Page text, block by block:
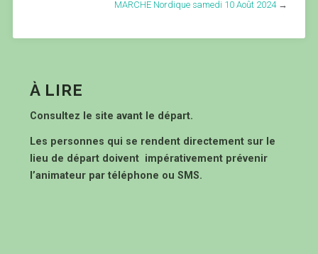
MARCHE Nordique samedi 10 Août 2024→
À LIRE
Consultez le site avant le départ.
Les personnes qui se rendent directement sur le
lieu de départ doivent impérativement prévenir
l’animateur par téléphone ou SMS.